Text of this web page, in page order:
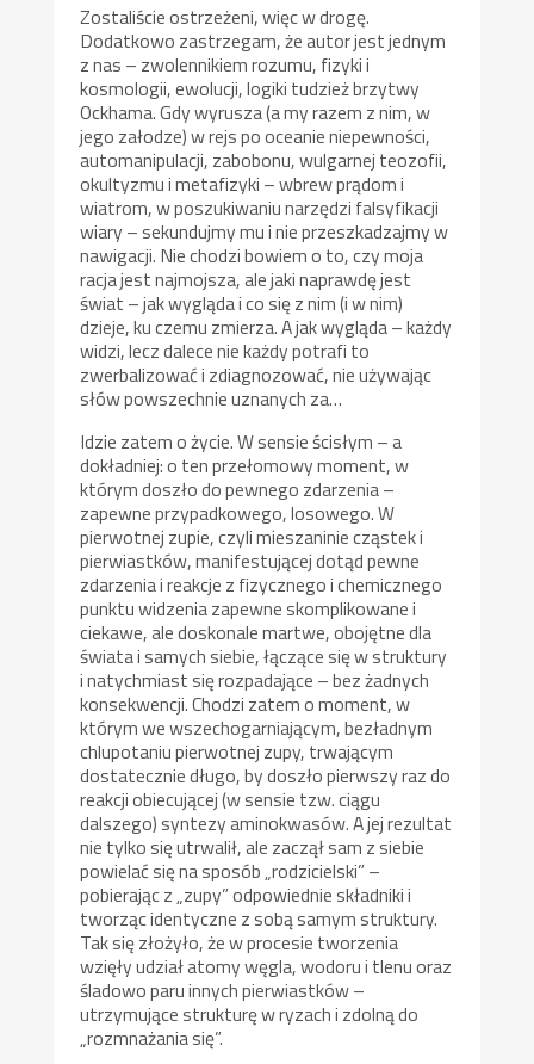
Zostaliście ostrzeżeni, więc w drogę.
Dodatkowo zastrzegam, że autor jest jednym
z nas – zwolennikiem rozumu, fizyki i
kosmologii, ewolucji, logiki tudzież brzytwy
Ockhama. Gdy wyrusza (a my razem z nim, w
jego załodze) w rejs po oceanie niepewności,
automanipulacji, zabobonu, wulgarnej teozofii,
okultyzmu i metafizyki – wbrew prądom i
wiatrom, w poszukiwaniu narzędzi falsyfikacji
wiary – sekundujmy mu i nie przeszkadzajmy w
nawigacji. Nie chodzi bowiem o to, czy moja
racja jest najmojsza, ale jaki naprawdę jest
świat – jak wygląda i co się z nim (i w nim)
dzieje, ku czemu zmierza. A jak wygląda – każdy
widzi, lecz dalece nie każdy potrafi to
zwerbalizować i zdiagnozować, nie używając
słów powszechnie uznanych za…
Idzie zatem o życie. W sensie ścisłym – a
dokładniej: o ten przełomowy moment, w
którym doszło do pewnego zdarzenia –
zapewne przypadkowego, losowego. W
pierwotnej zupie, czyli mieszaninie cząstek i
pierwiastków, manifestującej dotąd pewne
zdarzenia i reakcje z fizycznego i chemicznego
punktu widzenia zapewne skomplikowane i
ciekawe, ale doskonale martwe, obojętne dla
świata i samych siebie, łączące się w struktury
i natychmiast się rozpadające – bez żadnych
konsekwencji. Chodzi zatem o moment, w
którym we wszechogarniającym, bezładnym
chlupotaniu pierwotnej zupy, trwającym
dostatecznie długo, by doszło pierwszy raz do
reakcji obiecującej (w sensie tzw. ciągu
dalszego) syntezy aminokwasów. A jej rezultat
nie tylko się utrwalił, ale zaczął sam z siebie
powielać się na sposób „rodzicielski” –
pobierając z „zupy” odpowiednie składniki i
tworząc identyczne z sobą samym struktury.
Tak się złożyło, że w procesie tworzenia
wzięły udział atomy węgla, wodoru i tlenu oraz
śladowo paru innych pierwiastków –
utrzymujące strukturę w ryzach i zdolną do
„rozmnażania się”.